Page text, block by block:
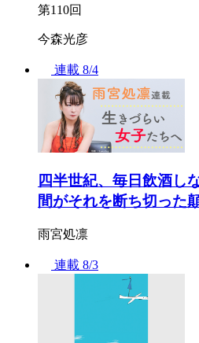
第110回
今森光彦
連載 8/4
四半世紀、毎日飲酒し
間がそれを断ち切った
雨宮処凛
連載 8/3